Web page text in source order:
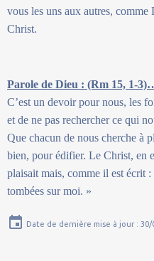
vous les uns aux autres,
Christ.
Parole de Dieu : (Rm 15, 1-
C’est un devoir pour nous, les
et de ne pas rechercher ce qui
Que chacun de nous cherche à
bien, pour édifier. Le Christ, en
plaisait mais, comme il est écrit
tombées sur moi. »
Date de dernière mise à jour : 30/